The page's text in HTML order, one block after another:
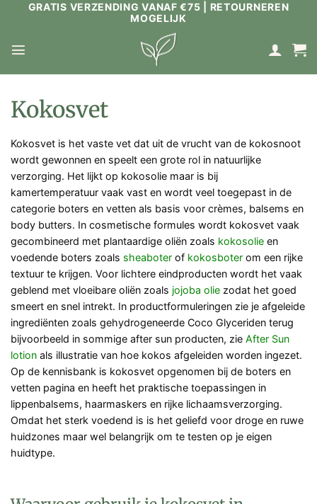
GRATIS VERZENDING VANAF €75 | RETOURNEREN
MOGELIJK
Kokosvet
Kokosvet is het vaste vet dat uit de vrucht van de kokosnoot
wordt gewonnen en speelt een grote rol in natuurlijke
verzorging. Het lijkt op kokosolie maar is bij
kamertemperatuur vaak vast en wordt veel toegepast in de
categorie boters en vetten als basis voor crèmes, balsems en
body butters. In cosmetische formules wordt kokosvet vaak
gecombineerd met plantaardige oliën zoals kokosolie en
voedende boters zoals sheaboter of kokosboter om een rijke
textuur te krijgen. Voor lichtere eindproducten wordt het vaak
geblend met vloeibare oliën zoals jojoba olie zodat het goed
smeert en snel intrekt. In productformuleringen zie je afgeleide
ingrediënten zoals gehydrogeneerde Coco Glyceriden terug
bijvoorbeeld in sommige after sun producten, zie After Sun
lotion als illustratie van hoe kokos afgeleiden worden ingezet.
Op de kennisbank is kokosvet opgenomen bij de boters en
vetten pagina en heeft het praktische toepassingen in
lippenbalsems, haarmaskers en rijke lichaamsverzorging.
Omdat het sterk voedend is is het geliefd voor droge en ruwe
huidzones maar wel belangrijk om te testen op je eigen
huidtype.